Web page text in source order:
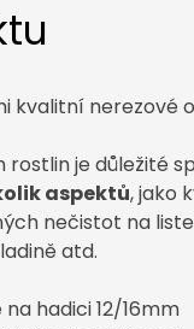
kvalitní nerezové
rostlin je důležité
aspektů, jako
nečistot na
atd.
hadici 12/16mm